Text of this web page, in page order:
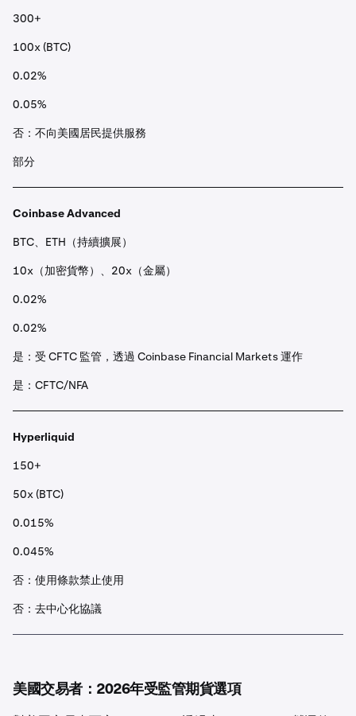
300+
100x (BTC)
0.02%
0.05%
否：不向美國居民提供服務
部分
Coinbase Advanced
BTC、ETH（持續擴展）
10x（加密貨幣）、20x（金屬）
0.02%
0.02%
是：受 CFTC 監管，透過 Coinbase Financial Markets 運作
是：CFTC/NFA
Hyperliquid
150+
50x (BTC)
0.015%
0.045%
否：使用條款禁止使用
否：去中心化協議
美國交易者：2026年受監管期貨選項